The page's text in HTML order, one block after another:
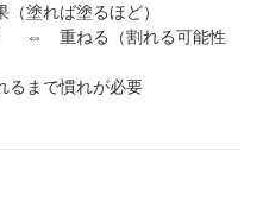
塗れば塗るほど）
） ⇔ 重ねる（割れる可能性
で慣れが必要